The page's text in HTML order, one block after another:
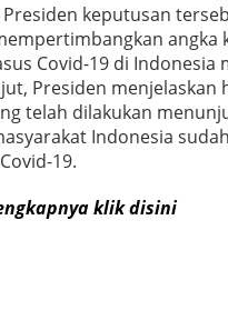
keputusan
angka
Covid-19 di Indonesia
Presiden menjelaskan
telah dilakukan
Indonesia
19.
klik disini